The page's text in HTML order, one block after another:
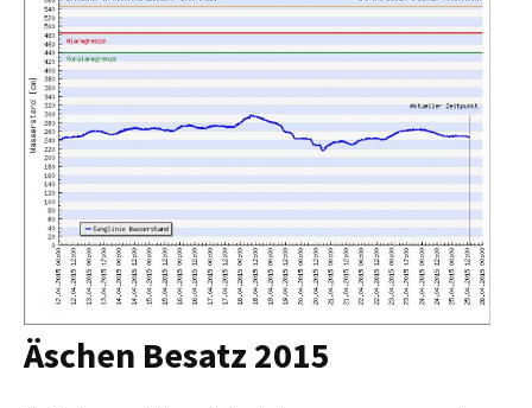
Äschen Besatz 2015